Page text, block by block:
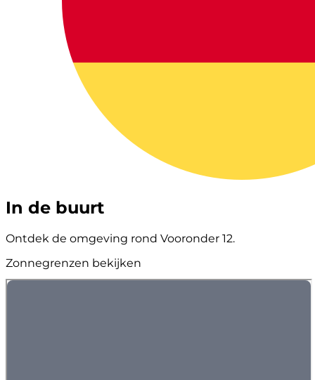
In de buurt
Ontdek de omgeving rond Vooronder 12.
Zonnegrenzen bekijken